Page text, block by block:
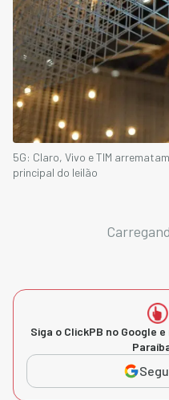
5G: Claro, Vivo e TIM
principal do leilão
Siga o ClickPB no Google